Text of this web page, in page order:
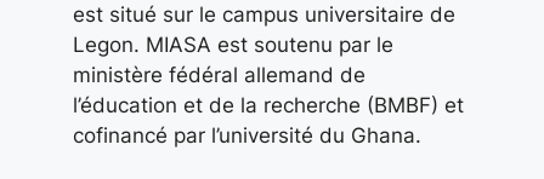
est situé sur le campus universitaire de
Legon. MIASA est soutenu par le
ministère fédéral allemand de
l’éducation et de la recherche (BMBF) et
cofinancé par l’université du Ghana.